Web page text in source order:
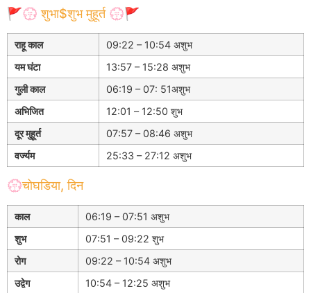
🚩💮 शुभा$शुभ मुहूर्त 💮🚩
राहू काल
09:22 – 10:54 अशुभ
यम घंटा
13:57 – 15:28 अशुभ
गुली काल
06:19 – 07: 51अशुभ
अभिजित
12:01 – 12:50 शुभ
दूर मुहूर्त
07:57 – 08:46 अशुभ
वर्ज्यम
25:33 – 27:12 अशुभ
💮चोघडिया, दिन
काल
06:19 – 07:51 अशुभ
शुभ
07:51 – 09:22 शुभ
रोग
09:22 – 10:54 अशुभ
उद्वेग
10:54 – 12:25 अशुभ